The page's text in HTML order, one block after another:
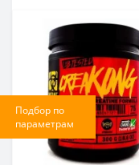
Подбор по
параметрам